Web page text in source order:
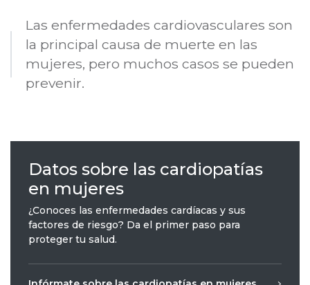
Las enfermedades cardiovasculares son
la principal causa de muerte en las
mujeres, pero muchos casos se pueden
prevenir.
Datos sobre las cardiopatías
en mujeres
¿Conoces las enfermedades cardíacas y sus
factores de riesgo? Da el primer paso para
proteger tu salud.